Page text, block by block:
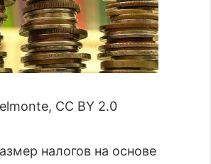
CC BY 2.0
налогов на основе